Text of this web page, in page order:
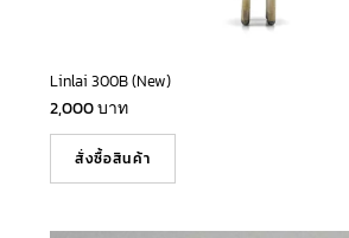
Linlai 300B (New)
2,000บาท
สั่งซื้อสินค้า